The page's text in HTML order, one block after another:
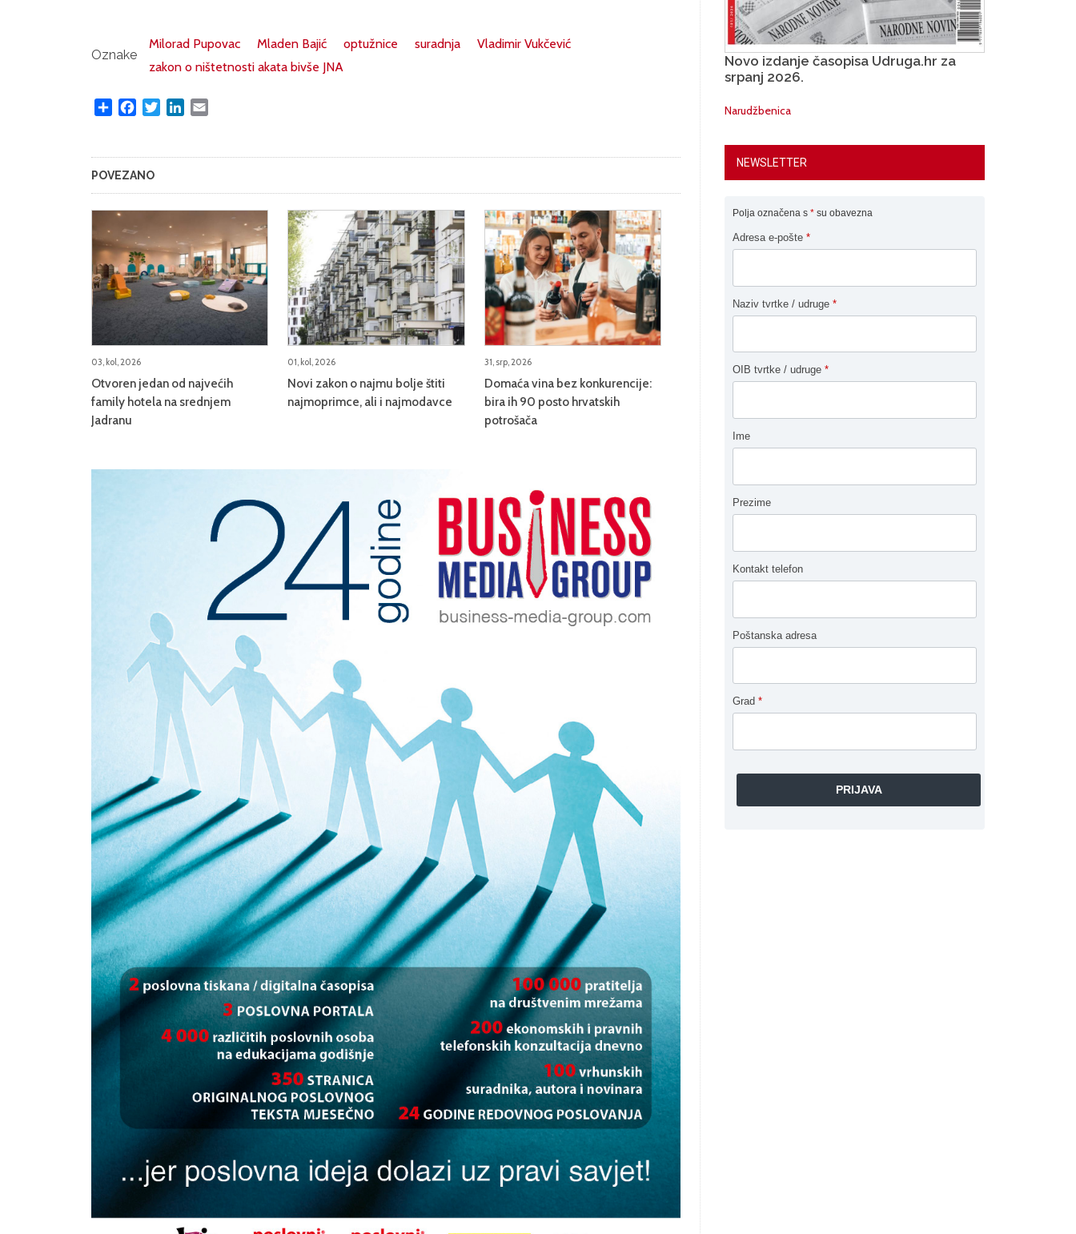
Oznake
Milorad Pupovac Mladen Bajić optužnice suradnja
Vladimir Vukčević
zakon o ništetnosti akata bivše JNA
Share FacebookTwitterLinkedIn
POVEZANO
03, kol, 2026
Otvoren jedan od najvećih
family hotela na srednjem
Jadranu
01, kol, 2026
Novi zakon o najmu bolje štiti
najmoprimce, ali i najmodavce
31, srp, 2026
Domaća vina bez konkurencije:
bira ih 90 posto hrvatskih
potrošača
Novo izdanje časopisa Udruga.hr za
srpanj 2026.
Narudžbenica
NEWSLETTER
Polja označena s * su obavezna
Adresa e-pošte *
Naziv tvrtke / udruge *
OIB tvrtke / udruge *
Ime
Prezime
Kontakt telefon
Poštanska adresa
Grad *